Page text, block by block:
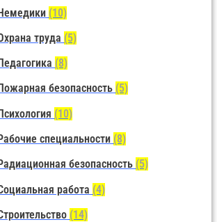
(10)
труда (5)
Педагогика (8)
Пожарная безопасность (5)
(10)
специальности (8)
Радиационная безопасность (5)
работа (4)
(14)